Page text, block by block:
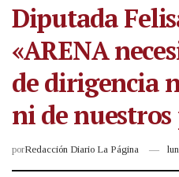
Diputada
«ARENA
de dirigencia
ni de
porRedacción Diario La Página